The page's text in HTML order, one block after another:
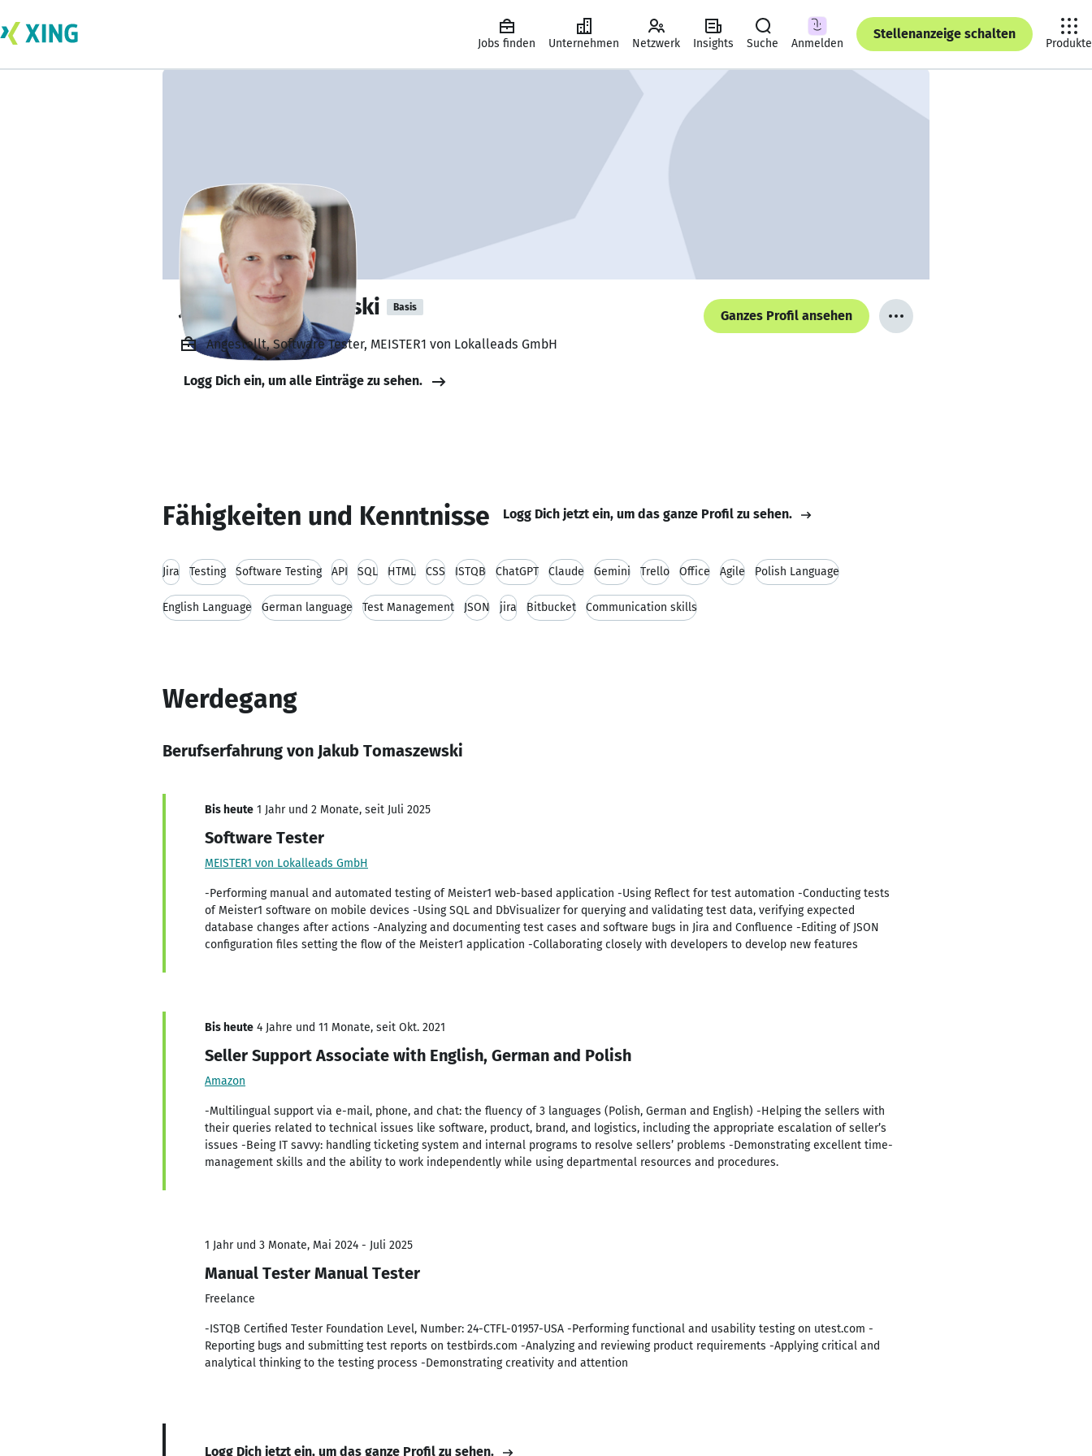
Jobs finden Unternehmen Netzwerk Insights Suche Anmelden
Stellenanzeige schalten
Produkte
Jakub Tomaszewski Basis
Ganzes Profil ansehen
Angestellt, Software Tester, MEISTER1 von Lokalleads GmbH
Logg Dich ein, um alle Einträge zu sehen.
Fähigkeiten und Kenntnisse Logg Dich jetzt ein, um das ganze Profil zu sehen.
Jira Testing Software Testing API SQL HTML CSS ISTQB ChatGPT Claude Gemini Trello Office Agile Polish Language
English Language German language Test Management JSON jira Bitbucket Communication skills
Werdegang
Berufserfahrung von Jakub Tomaszewski
Bis heute 1 Jahr und 2 Monate, seit Juli 2025
Software Tester
MEISTER1 von Lokalleads GmbH
-Performing manual and automated testing of Meister1 web-based application -Using Reflect for test automation -Conducting tests
of Meister1 software on mobile devices -Using SQL and DbVisualizer for querying and validating test data, verifying expected
database changes after actions -Analyzing and documenting test cases and software bugs in Jira and Confluence -Editing of JSON
configuration files setting the flow of the Meister1 application -Collaborating closely with developers to develop new features
Bis heute 4 Jahre und 11 Monate, seit Okt. 2021
Seller Support Associate with English, German and Polish
Amazon
-Multilingual support via e-mail, phone, and chat: the fluency of 3 languages (Polish, German and English) -Helping the sellers with
their queries related to technical issues like software, product, brand, and logistics, including the appropriate escalation of seller’s
issues -Being IT savvy: handling ticketing system and internal programs to resolve sellers’ problems -Demonstrating excellent time-
management skills and the ability to work independently while using departmental resources and procedures.
1 Jahr und 3 Monate, Mai 2024 - Juli 2025
Manual Tester Manual Tester
Freelance
-ISTQB Certified Tester Foundation Level, Number: 24-CTFL-01957-USA -Performing functional and usability testing on utest.com -
Reporting bugs and submitting test reports on testbirds.com -Analyzing and reviewing product requirements -Applying critical and
analytical thinking to the testing process -Demonstrating creativity and attention
Logg Dich jetzt ein, um das ganze Profil zu sehen.